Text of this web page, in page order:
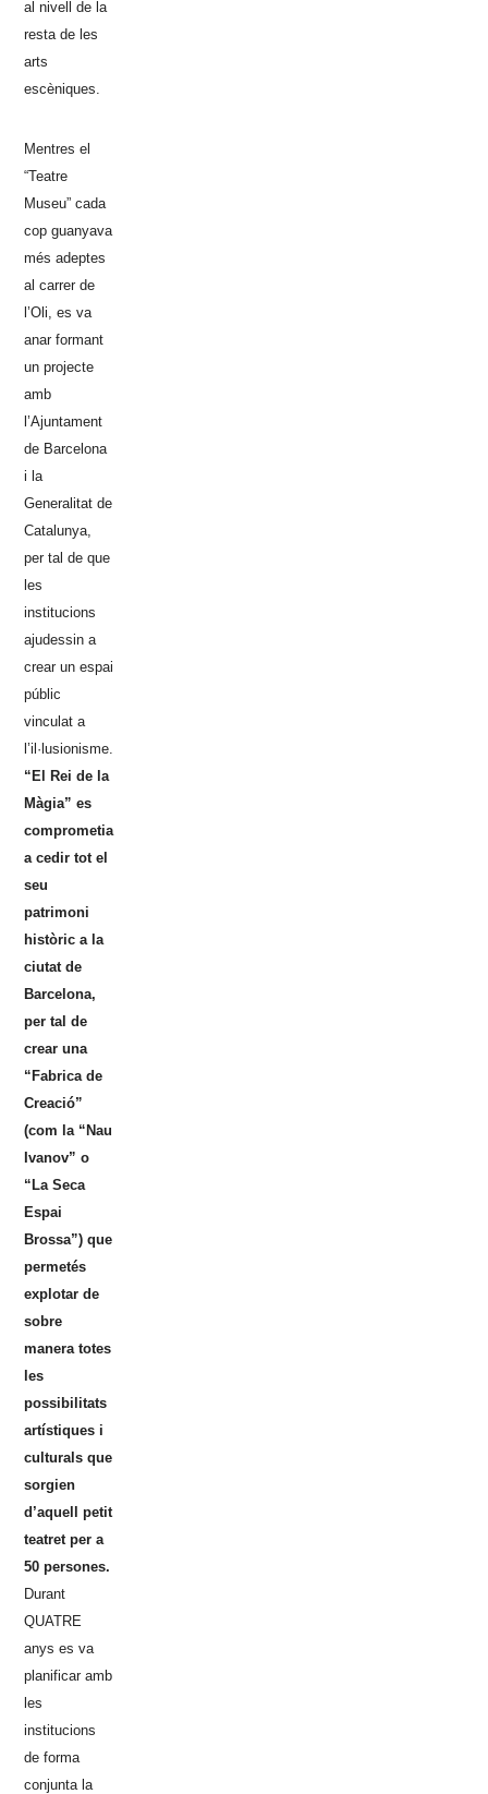
al nivell de la
resta de les
arts
escèniques.
Mentres el
“Teatre
Museu” cada
cop guanyava
més adeptes
al carrer de
l’Oli, es va
anar formant
un projecte
amb
l’Ajuntament
de Barcelona
i la
Generalitat de
Catalunya,
per tal de que
les
institucions
ajudessin a
crear un espai
públic
vinculat a
l’il·lusionisme.
“El Rei de la
Màgia” es
comprometia
a cedir tot el
seu
patrimoni
històric a la
ciutat de
Barcelona,
per tal de
crear una
“Fabrica de
Creació”
(com la “Nau
Ivanov” o
“La Seca
Espai
Brossa”) que
permetés
explotar de
sobre
manera totes
les
possibilitats
artístiques i
culturals que
sorgien
d’aquell petit
teatret per a
50 persones.
Durant
QUATRE
anys es va
planificar amb
les
institucions
de forma
conjunta la